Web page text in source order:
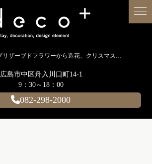
deco+（デコプラス）はプリザーブドフラワーから造花、クリスマス装飾、イルミネーションに至るまで扱う広島のディスプレイ専門ショップです。
広島市中区舟入川口町14-1
9：30～18：00
082-298-2000